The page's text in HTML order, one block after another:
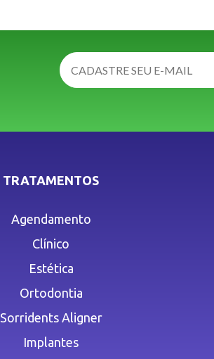
TRATAMENTOS
Agendamento
Clínico
Estética
Ortodontia
Sorridents Aligner
Implantes